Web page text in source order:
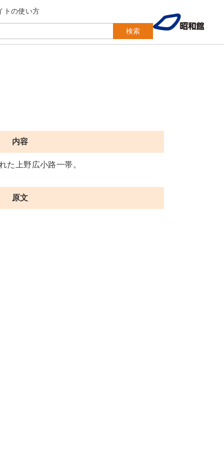
検索
トの使い方
内容
た上野広小路一帯。
原文